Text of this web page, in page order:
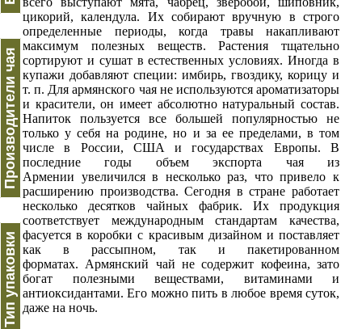
Производители чая
Тип упаковки
цикорий, календула. Их собирают вручную в строго
определенные периоды, когда травы накапливают
максимум полезных веществ. Растения тщательно
сортируют и сушат в естественных условиях. Иногда в
купажи добавляют специи: имбирь, гвоздику, корицу и
т. п. Для армянского чая не используются ароматизаторы
и красители, он имеет абсолютно натуральный состав.
Напиток пользуется все большей популярностью не
только у себя на родине, но и за ее пределами, в том
числе в России, США и государствах Европы. В
последние годы объем экспорта чая из
Армении увеличился в несколько раз, что привело к
расширению производства. Сегодня в стране работает
несколько десятков чайных фабрик. Их продукция
соответствует международным стандартам качества,
фасуется в коробки с красивым дизайном и поставляет
как в рассыпном, так и пакетированном
форматах. Армянский чай не содержит кофеина, зато
богат полезными веществами, витаминами и
антиоксидантами. Его можно пить в любое время суток,
даже на ночь.